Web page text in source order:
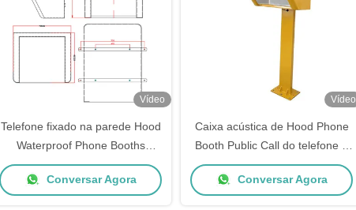
Vídeo
Telefone fixado na parede Hood
Waterproof Phone Booths
Outdoor acústico
Conversar Agora
Vídeo
Caixa acústica de Hood Phone
Booth Public Call do telefone à
prova de som no suporte
amarelo da cor apenas
Conversar Agora